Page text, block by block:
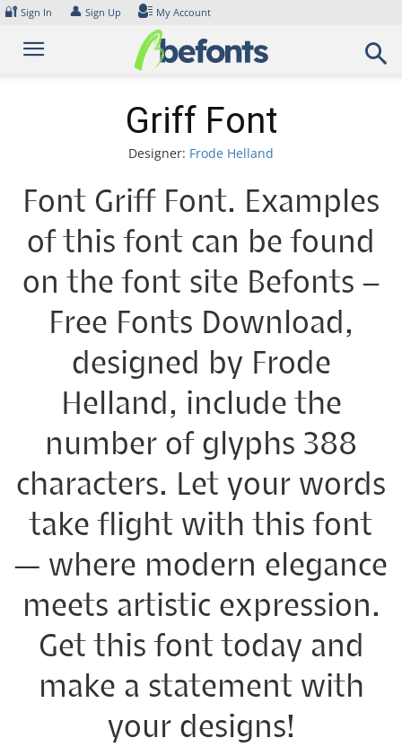
Skip
content
🔐 Sign In 👤 Sign Up My Account
Griff Font
Designer: Frode Helland
Font Griff Font. Examples
of this font can be found
on the font site Befonts –
Free Fonts Download,
designed by Frode
Helland, include the
number of glyphs 388
characters. Let your words
take flight with this font
— where modern elegance
meets artistic expression.
Get this font today and
make a statement with
your designs!